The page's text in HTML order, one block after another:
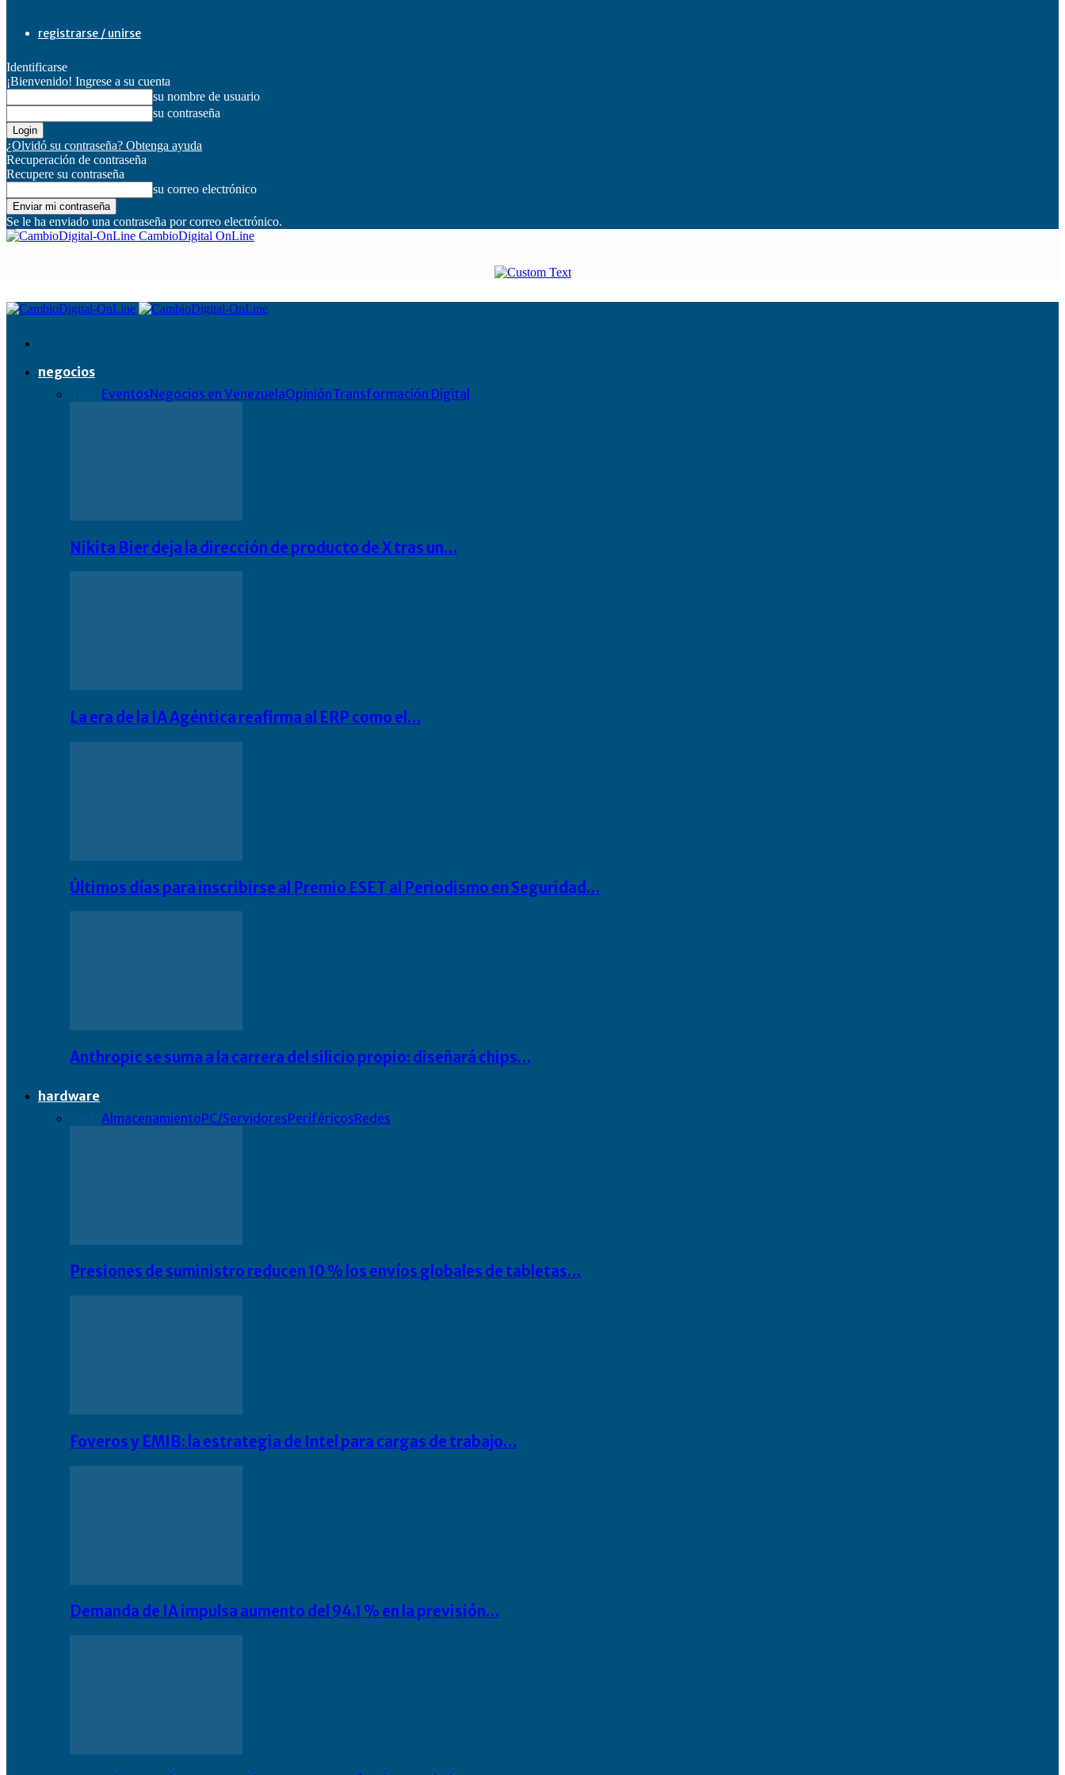
registrarse / unirse
Identificarse
¡Bienvenido! Ingrese a su cuenta
su nombre de usuario
su contraseña
¿Olvidó su contraseña? Obtenga ayuda
Recuperación de contraseña
Recupere su contraseña
su correo electrónico
Se le ha enviado una contraseña por correo electrónico.
CambioDigital OnLine
negocios
EventosNegocios en VenezuelaOpiniónTransformación Digital
Nikita Bier deja la dirección de producto de X tras un…
La era de la IA Agéntica reafirma al ERP como el…
Últimos días para inscribirse al Premio ESET al Periodismo en Seguridad…
Anthropic se suma a la carrera del silicio propio: diseñará chips…
hardware
AlmacenamientoPC/ServidoresPeriféricosRedes
Presiones de suministro reducen 10 % los envíos globales de tabletas…
Foveros y EMIB: la estrategia de Intel para cargas de trabajo…
Demanda de IA impulsa aumento del 94.1 % en la previsión…